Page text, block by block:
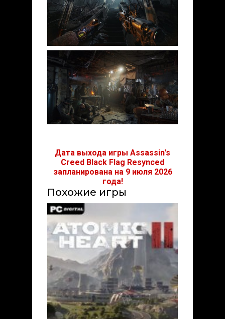
Дата выхода игры Assassin's
Creed Black Flag Resynced
запланирована на 9 июля 2026
года!
Похожие игры